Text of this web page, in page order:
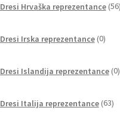
Dresi Hrvaška reprezentance 56
Dresi Irska reprezentance 0
Dresi Islandija reprezentance 0
Dresi Italija reprezentance 63